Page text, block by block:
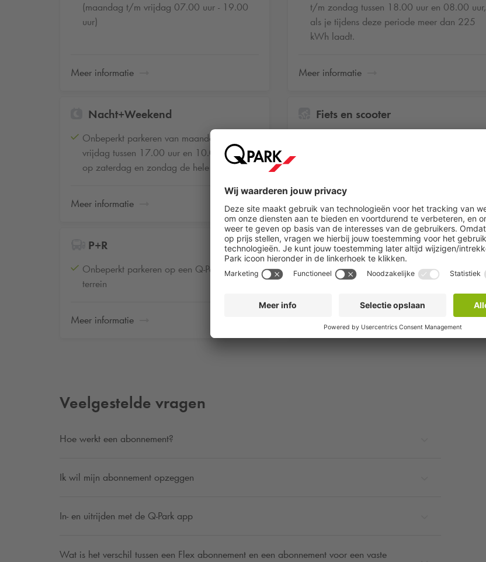
(maandag t/m vrijdag 07.00 uur - 19.00
uur)
Meer informatie
t/m zondag tussen 18.00 uur en 08.00 uur,
als je tijdens deze periode meer dan 225
kWh laadt.
Meer informatie
Nacht+Weekend
Onbeperkt parkeren van maandag t/m
vrijdag tussen 17.00 uur en 10.00 uur en
op zaterdag en zondag de hele dag
Meer informatie
Fiets en scooter
Meer informatie
P+R
Onbeperkt parkeren op een Q-Park P+R
terrein
Meer informatie
Stalling
Onbeperkt parkeren in een stallingsgarage
in Den Haag of Maastricht
Veelgestelde vragen
Hoe werkt een abonnement?
Ik wil mijn abonnement opzeggen
In- en uitrijden met de Q-Park app
Wat is het verschil tussen een Flex abonnement en een abonnement voor een vaste